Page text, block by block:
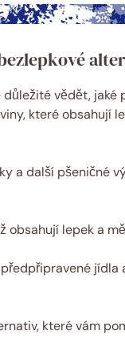
vědět,
které obsahují
a další pšeničné
obsahují lepek a
jídla
které vám